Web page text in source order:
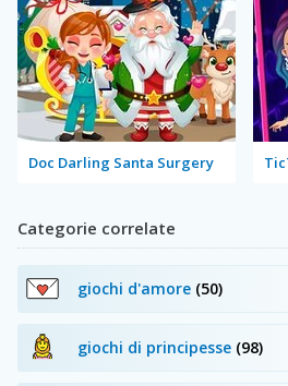
Doc Darling Santa Surgery
Categorie correlate
giochi d'amore (50)
giochi di principesse (98)